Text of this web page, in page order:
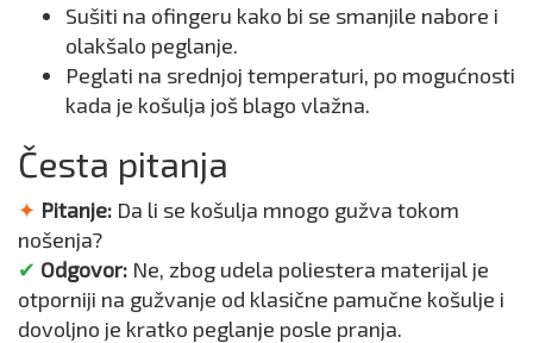
Sušiti na ofingeru kako bi se smanjile nabore i
olakšalo peglanje.
Peglati na srednjoj temperaturi, po mogućnosti
kada je košulja još blago vlažna.
Česta pitanja
✦ Pitanje: Da li se košulja mnogo gužva tokom
nošenja?
✔ Odgovor: Ne, zbog udela poliestera materijal je
otporniji na gužvanje od klasične pamučne košulje i
dovoljno je kratko peglanje posle pranja.